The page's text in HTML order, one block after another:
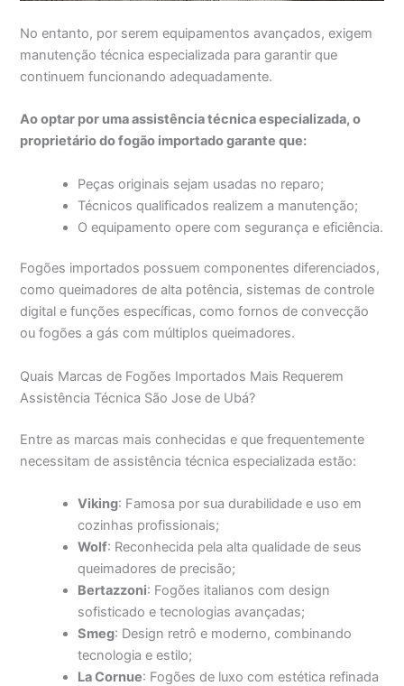
No entanto, por serem equipamentos avançados, exigem
manutenção técnica especializada para garantir que
continuem funcionando adequadamente.
Ao optar por uma assistência técnica especializada, o
proprietário do fogão importado garante que:
Peças originais sejam usadas no reparo;
Técnicos qualificados realizem a manutenção;
O equipamento opere com segurança e eficiência.
Fogões importados possuem componentes diferenciados,
como queimadores de alta potência, sistemas de controle
digital e funções específicas, como fornos de convecção
ou fogões a gás com múltiplos queimadores.
Quais Marcas de Fogões Importados Mais Requerem
Assistência Técnica São Jose de Ubá?
Entre as marcas mais conhecidas e que frequentemente
necessitam de assistência técnica especializada estão:
Viking: Famosa por sua durabilidade e uso em
cozinhas profissionais;
Wolf: Reconhecida pela alta qualidade de seus
queimadores de precisão;
Bertazzoni: Fogões italianos com design
sofisticado e tecnologias avançadas;
Smeg: Design retrô e moderno, combinando
tecnologia e estilo;
La Cornue: Fogões de luxo com estética refinada